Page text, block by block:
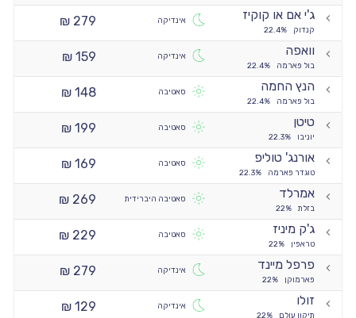
ג'י אם או קוקיז
קנדוק 22.4%
אינדיקה
279 ₪
וואפה
בול פארמה 22.4%
אינדיקה
159 ₪
הנץ החמה
בול פארמה 22.4%
סאטיבה
148 ₪
טיטן
יוניבו 22.3%
סאטיבה
199 ₪
אורנג' טוליפ
טוגדר פארמה 22.3%
סאטיבה
169 ₪
אמרלד
בזלת 22%
סאטיבה היברידית
269 ₪
ג'ק מיניז
טראפין 22%
סאטיבה
229 ₪
פרפל מיינד
פארמוקן 22%
אינדיקה
279 ₪
זולו
תיקון עולם 22%
אינדיקה
129 ₪